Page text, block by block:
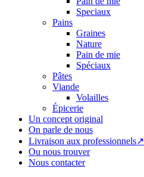
Speciaux
Pains
Graines
Nature
Pain de mie
Spéciaux
Pâtes
Viande
Volailles
Épicerie
Un concept original
On parle de nous
Livraison aux professionnels↗
Ou nous trouver
Nous contacter